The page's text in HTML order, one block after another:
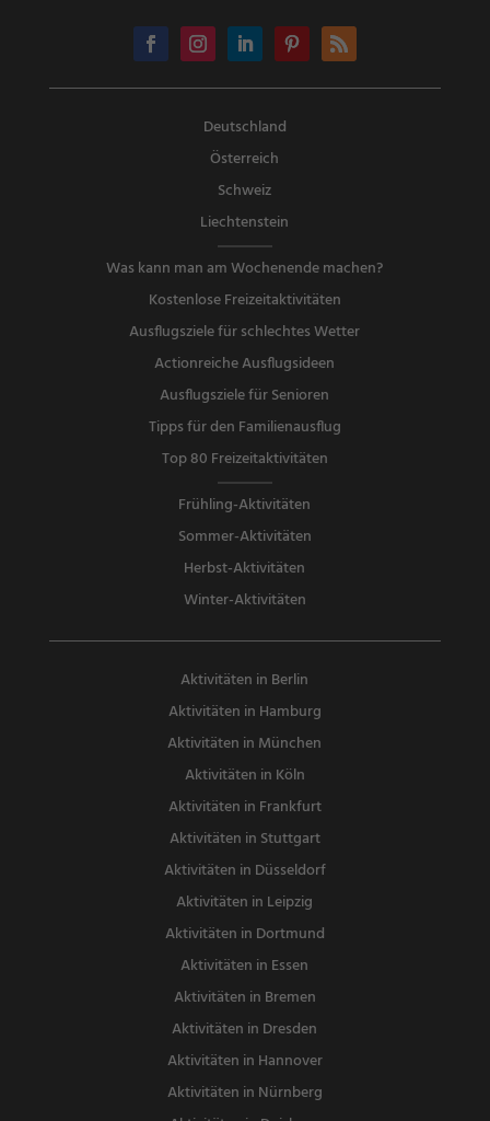
Deutschland
Österreich
Schweiz
Liechtenstein
Was kann man am Wochenende machen?
Kostenlose Freizeitaktivitäten
Ausflugsziele für schlechtes Wetter
Actionreiche Ausflugsideen
Ausflugsziele für Senioren
Tipps für den Familienausflug
Top 80 Freizeitaktivitäten
Frühling-Aktivitäten
Sommer-Aktivitäten
Herbst-Aktivitäten
Winter-Aktivitäten
Aktivitäten in Berlin
Aktivitäten in Hamburg
Aktivitäten in München
Aktivitäten in Köln
Aktivitäten in Frankfurt
Aktivitäten in Stuttgart
Aktivitäten in Düsseldorf
Aktivitäten in Leipzig
Aktivitäten in Dortmund
Aktivitäten in Essen
Aktivitäten in Bremen
Aktivitäten in Dresden
Aktivitäten in Hannover
Aktivitäten in Nürnberg